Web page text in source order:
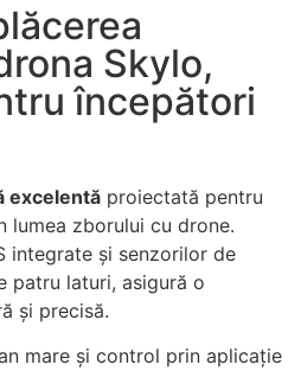
Skylo,
începători
excelentă proiectată pentru
lumea zborului cu drone.
integrate și senzorilor de
patru laturi, asigură o
și precisă.
mare și control prin aplicație